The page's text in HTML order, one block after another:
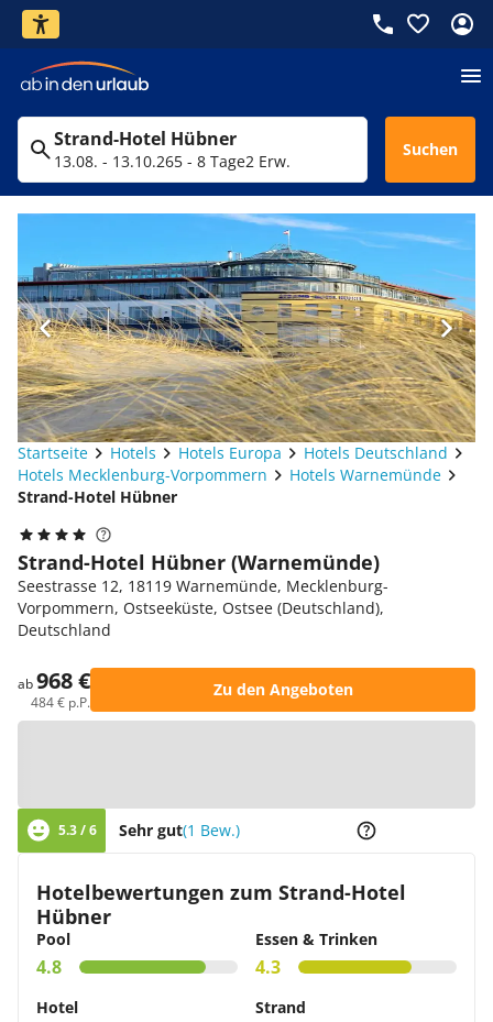
Strand-Hotel Hübner
13.08. - 13.10.265 - 8 Tage2 Erw.
Suchen
Startseite Hotels Hotels Europa
Hotels Deutschland
Hotels Mecklenburg-Vorpommern
Hotels Warnemünde
Strand-Hotel Hübner
Strand-Hotel Hübner (Warnemünde)
Seestrasse 12, 18119 Warnemünde, Mecklenburg-
Vorpommern, Ostseeküste, Ostsee (Deutschland),
Deutschland
ab968 €
484 € p.P.
Zu den Angeboten
5.3 / 6 Sehr gut(1 Bew.)
Hotelbewertungen zum Strand-Hotel
Hübner
Pool
4.8
Essen & Trinken
4.3
Hotel Strand